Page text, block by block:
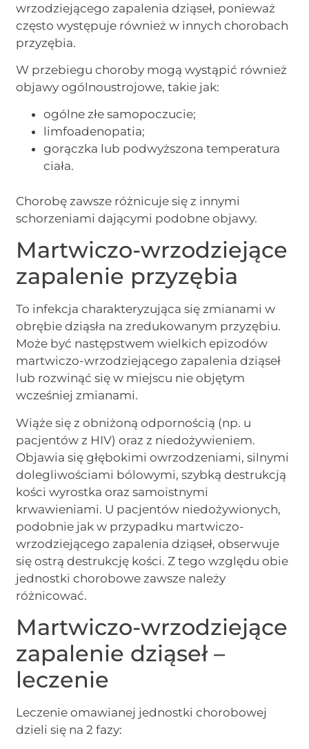
wrzodziejącego zapalenia dziąseł, ponieważ
często występuje również w innych chorobach
przyzębia.
W przebiegu choroby mogą wystąpić również
objawy ogólnoustrojowe, takie jak:
ogólne złe samopoczucie;
limfoadenopatia;
gorączka lub podwyższona temperatura
ciała.
Chorobę zawsze różnicuje się z innymi
schorzeniami dającymi podobne objawy.
Martwiczo-wrzodziejące
zapalenie przyzębia
To infekcja charakteryzująca się zmianami w
obrębie dziąsła na zredukowanym przyzębiu.
Może być następstwem wielkich epizodów
martwiczo-wrzodziejącego zapalenia dziąseł
lub rozwinąć się w miejscu nie objętym
wcześniej zmianami.
Wiąże się z obniżoną odpornością (np. u
pacjentów z HIV) oraz z niedożywieniem.
Objawia się głębokimi owrzodzeniami, silnymi
dolegliwościami bólowymi, szybką destrukcją
kości wyrostka oraz samoistnymi
krwawieniami. U pacjentów niedożywionych,
podobnie jak w przypadku martwiczo-
wrzodziejącego zapalenia dziąseł, obserwuje
się ostrą destrukcję kości. Z tego względu obie
jednostki chorobowe zawsze należy
różnicować.
Martwiczo-wrzodziejące
zapalenie dziąseł –
leczenie
Leczenie omawianej jednostki chorobowej
dzieli się na 2 fazy: